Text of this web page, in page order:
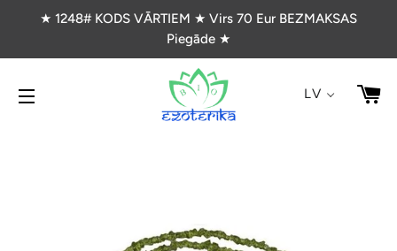
★ 1248# KODS VĀRTIEM ★ Virs 70 Eur BEZMAKSAS
Piegāde ★
VIETNES NAVIGĀCIJA
LV